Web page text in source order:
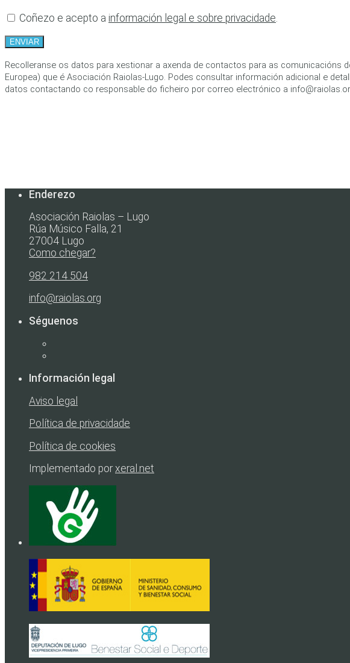
Coñezo e acepto a información legal e sobre privacidade.
Recolleranse os datos para xestionar a axenda de contactos para as
Europea) que é Asociación Raiolas-Lugo. Podes consultar información adicional e
datos contactando co responsable do ficheiro por correo electrónico a
Enderezo
Asociación Raiolas – Lugo
Rúa Músico Falla, 21
27004 Lugo
Como chegar?
982 214 504
info@raiolas.org
Séguenos
Información legal
Aviso legal
Política de privacidade
Política de cookies
Implementado porxeral.net